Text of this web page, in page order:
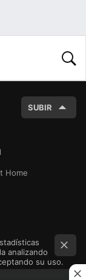
SUBIR
Home
analizando
su uso.